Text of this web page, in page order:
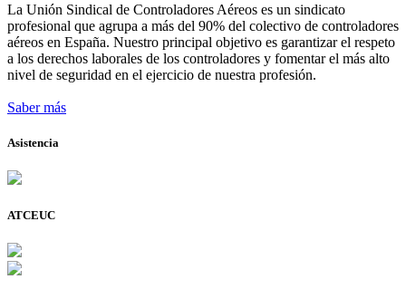
La Unión Sindical de Controladores Aéreos es un sindicato
profesional que agrupa a más del 90% del colectivo de controladores
aéreos en España. Nuestro principal objetivo es garantizar el respeto
a los derechos laborales de los controladores y fomentar el más alto
nivel de seguridad en el ejercicio de nuestra profesión.
Saber más
Asistencia
ATCEUC